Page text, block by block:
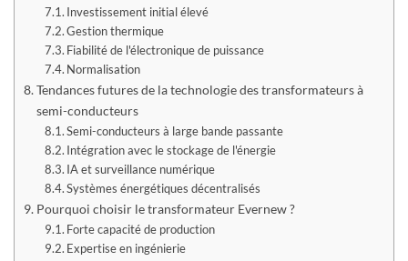
Investissement initial élevé
Gestion thermique
Fiabilité de l'électronique de puissance
Normalisation
Tendances futures de la technologie des transformateurs à
semi-conducteurs
Semi-conducteurs à large bande passante
Intégration avec le stockage de l'énergie
IA et surveillance numérique
Systèmes énergétiques décentralisés
Pourquoi choisir le transformateur Evernew ?
Forte capacité de production
Expertise en ingénierie